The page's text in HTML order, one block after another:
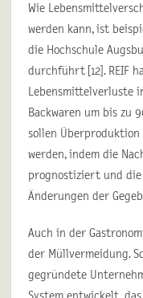
Wie
werden kann, ist
die Hochschule
durchführt [12]. REIF
Lebensmittelverluste
Backwaren um bis zu
sollen
werden, indem die
prognostiziert und
Änderungen der
Auch in der
der Müllvermeidung.
gegründete